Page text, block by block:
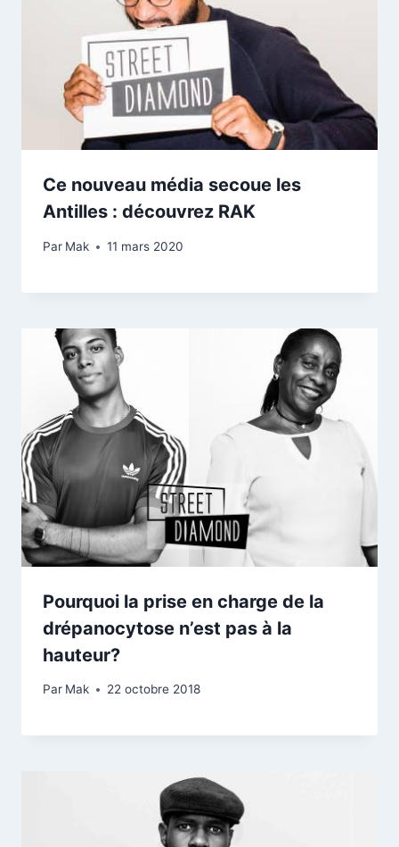
Ce nouveau média secoue les
Antilles : découvrez RAK
Par Mak 11 mars 2020
Pourquoi la prise en charge de la
drépanocytose n’est pas à la
hauteur?
Par Mak 22 octobre 2018